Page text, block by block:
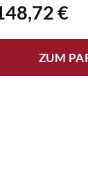
€
ZUM